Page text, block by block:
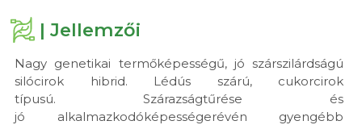
| Jellemzői
Nagy genetikai termőképességű, jó szárszilárdságú
silócirok hibrid. Lédús szárú, cukorcirok
típusú. Szárazságtűrése és
jó alkalmazkodóképességerévén gyengébb